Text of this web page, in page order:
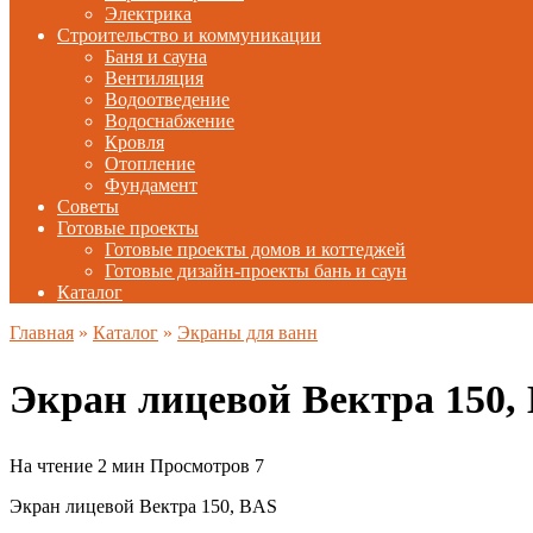
Электрика
Строительство и коммуникации
Баня и сауна
Вентиляция
Водоотведение
Водоснабжение
Кровля
Отопление
Фундамент
Советы
Готовые проекты
Готовые проекты домов и коттеджей
Готовые дизайн-проекты бань и саун
Каталог
Главная » Каталог » Экраны для ванн
Экран лицевой Вектра 150,
На чтение 2 мин Просмотров 7
Экран лицевой Вектра 150, BAS